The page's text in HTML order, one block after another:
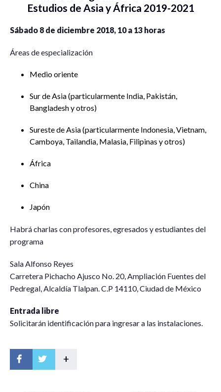
Estudios de Asia y África 2019-2021
Sábado 8 de diciembre 2018, 10 a 13 horas
Áreas de especialización
Medio oriente
Sur de Asia (particularmente India, Pakistán,
Bangladesh y otros)
Sureste de Asia (particularmente Indonesia, Vietnam,
Camboya, Tailandia, Malasia, Filipinas y otros)
África
China
Japón
Habrá charlas con profesores, egresados y estudiantes del
programa
Sala Alfonso Reyes
Carretera Pichacho Ajusco No. 20, Ampliación Fuentes del
Pedregal, Alcaldía Tlalpan. C.P 14110, Ciudad de México
Entrada libre
Solicitarán identificación para ingresar a las instalaciones.
+